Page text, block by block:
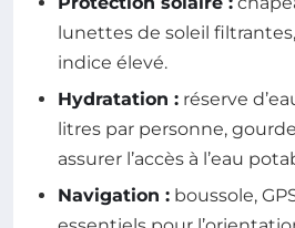
lunettes de soleil
indice élevé.
Hydratation : réserve
litres par personne,
assurer l’accès à l’eau
Navigation : boussole,